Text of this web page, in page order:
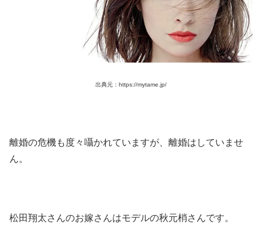
出典元：https://mytame.jp/
離婚の危機も度々囁かれていますが、離婚はしていませ
ん。
松田翔太さんのお嫁さんはモデルの秋元梢さんです。